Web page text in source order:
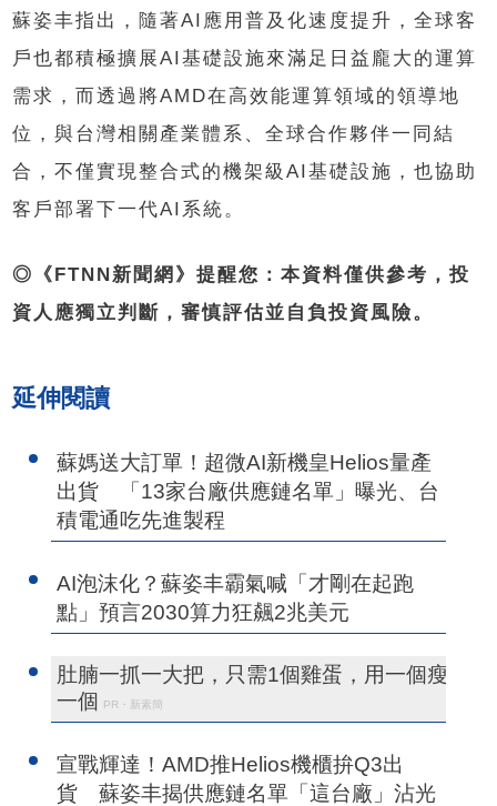
蘇姿丰指出，隨著AI應用普及化速度提升，全球客
戶也都積極擴展AI基礎設施來滿足日益龐大的運算
需求，而透過將AMD在高效能運算領域的領導地
位，與台灣相關產業體系、全球合作夥伴一同結
合，不僅實現整合式的機架級AI基礎設施，也協助
客戶部署下一代AI系統。
◎《FTNN新聞網》提醒您：本資料僅供參考，投
資人應獨立判斷，審慎評估並自負投資風險。
延伸閱讀
蘇媽送大訂單！超微AI新機皇Helios量產
出貨 「13家台廠供應鏈名單」曝光、台
積電通吃先進製程
AI泡沫化？蘇姿丰霸氣喊「才剛在起跑
點」預言2030算力狂飆2兆美元
肚腩一抓一大把，只需1個雞蛋，用一個瘦
一個 PR・新素簡
宣戰輝達！AMD推Helios機櫃拚Q3出
貨 蘇姿丰揭供應鏈名單「這台廠」沾光